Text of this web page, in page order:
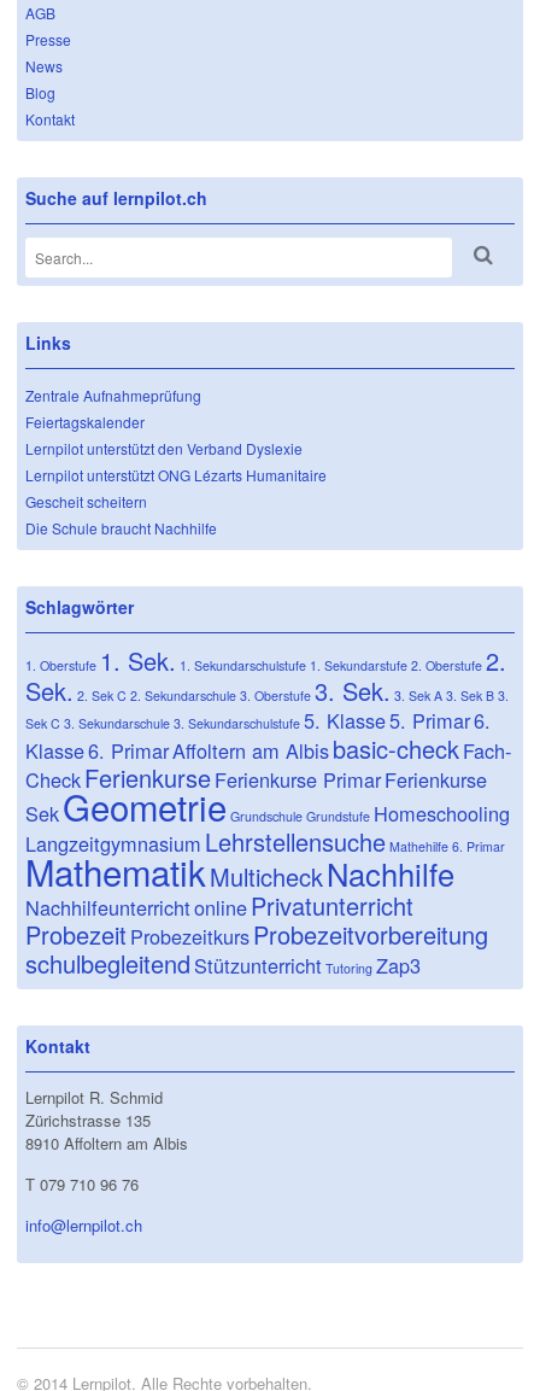
AGB
Presse
News
Blog
Kontakt
Suche auf lernpilot.ch
Links
Zentrale Aufnahmeprüfung
Feiertagskalender
Lernpilot unterstützt den Verband Dyslexie
Lernpilot unterstützt ONG Lézarts Humanitaire
Gescheit scheitern
Die Schule braucht Nachhilfe
Schlagwörter
1. Oberstufe 1. Sek. 1. Sekundarschulstufe 1. Sekundarstufe 2. Oberstufe 2.
Sek. 2. Sek C 2. Sekundarschule 3. Oberstufe 3. Sek. 3. Sek A 3. Sek B 3.
Sek C 3. Sekundarschule 3. Sekundarschulstufe 5. Klasse5. Primar6.
Klasse6. PrimarAffoltern am Albisbasic-checkFach-
CheckFerienkurseFerienkurse PrimarFerienkurse
SekGeometrie Grundschule Grundstufe Homeschooling
Langzeitgymnasium Lehrstellensuche Mathehilfe 6. Primar
MathematikMulticheckNachhilfe
NachhilfeunterrichtonlinePrivatunterricht
Probezeit ProbezeitkursProbezeitvorbereitung
schulbegleitend Stützunterricht Tutoring Zap3
Kontakt
Lernpilot R. Schmid
Zürichstrasse 135
8910 Affoltern am Albis
T 079 710 96 76
info@lernpilot.ch
© 2014 Lernpilot. Alle Rechte vorbehalten.